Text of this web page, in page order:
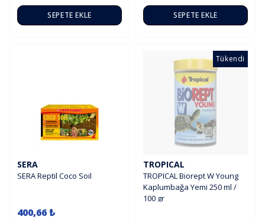
SEPETE EKLE SEPETE EKLE
SERA
SERA Reptil Coco Soil
400,66 ₺
Tükendi
TROPICAL
TROPICAL Biorept W Young
Kaplumbağa Yemi 250 ml /
100 gr